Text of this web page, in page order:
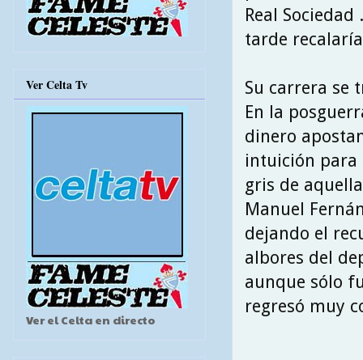
Real
tarde
Su carrera se
En la
dinero
intuición para
gris de
Manuel
dejando el
albores del
aunque sólo
regresó muy
Ver Celta Tv
Ver el Celta en directo